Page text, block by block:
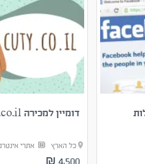
דומיין למכירה Cuty.co.il
כל הארץ אתרי
4,500 ₪